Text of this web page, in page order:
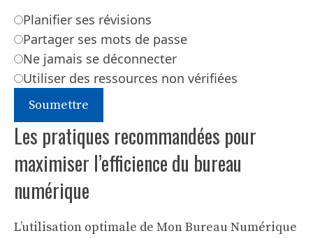
Planifier ses révisions
Partager ses mots de passe
Ne jamais se déconnecter
Utiliser des ressources non vérifiées
Soumettre
Les pratiques recommandées pour
maximiser l’efficience du bureau
numérique
L’utilisation optimale de Mon Bureau Numérique